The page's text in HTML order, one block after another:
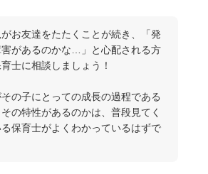
がお友達をたたくことが続き、「発
があるのかな…」と心配される方
士に相談しましょう！
の子にとっての成長の過程である
の特性があるのかは、普段見てく
保育士がよくわかっているはずで